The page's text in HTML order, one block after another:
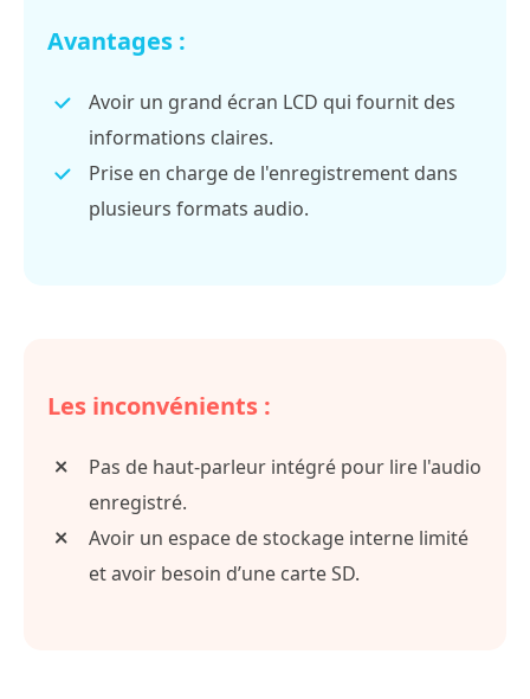
Avantages :
Avoir un grand écran LCD qui fournit des
informations claires.
Prise en charge de l'enregistrement dans
plusieurs formats audio.
Les inconvénients :
Pas de haut-parleur intégré pour lire l'audio
enregistré.
Avoir un espace de stockage interne limité
et avoir besoin d’une carte SD.